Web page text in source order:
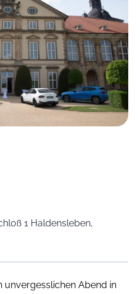
1 Haldensleben,
unvergesslichen Abend in